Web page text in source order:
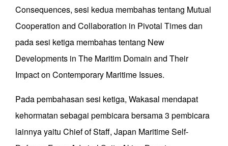
Consequences, sesi kedua membahas tentang Mutual
Cooperation and Collaboration in Pivotal Times dan
pada sesi ketiga membahas tentang New
Developments in The Maritim Domain and Their
Impact on Contemporary Maritime Issues.
Pada pembahasan sesi ketiga, Wakasal mendapat
kehormatan sebagai pembicara bersama 3 pembicara
lainnya yaitu Chief of Staff, Japan Maritime Self-